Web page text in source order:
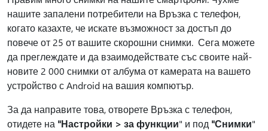
нашите запалени потребители на Връзка с телефон,
когато казахте, че искате възможност за достъп до
повече от 25 от вашите скорошни снимки. Сега можете
да преглеждате и да взаимодействате със своите най-
новите 2 000 снимки от албума от камерата на вашето
устройство с Android на вашия компютър.
За да направите това, отворете Връзка с телефон,
отидете на "Настройки > за функции" и под "Снимки"